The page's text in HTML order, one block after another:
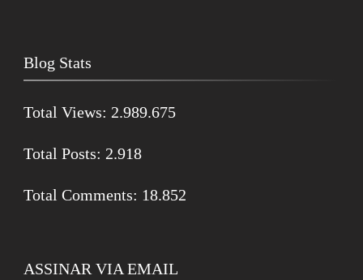
Blog Stats
Total Views: 2.989.675
Total Posts: 2.918
Total Comments: 18.852
ASSINAR VIA EMAIL